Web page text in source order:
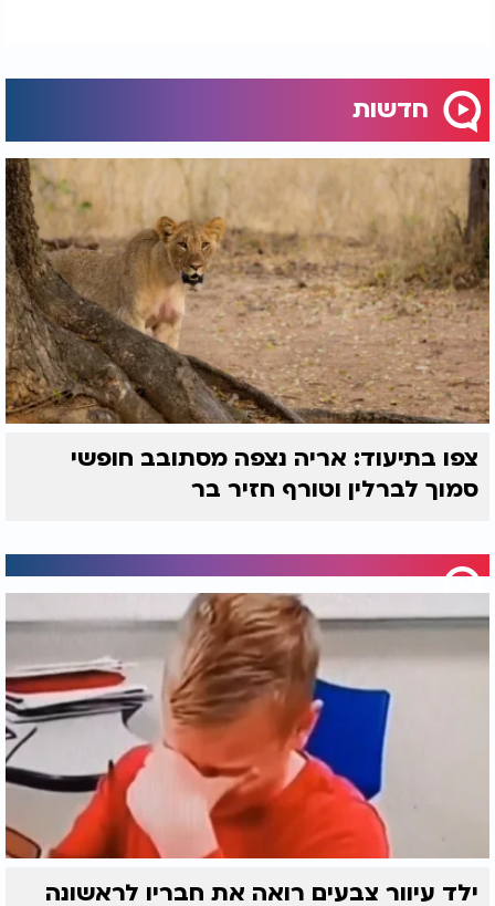
חדשות
צפו בתיעוד: אריה נצפה מסתובב חופשי
סמוך לברלין וטורף חזיר בר
ילד עיוור צבעים רואה את חבריו לראשונה